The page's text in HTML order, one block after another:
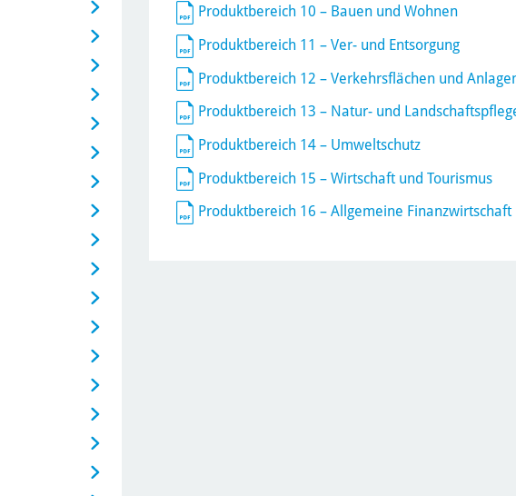
Produktbereich 10 – Bauen und Wohnen
Produktbereich 11 – Ver- und Entsorgung
Produktbereich 12 – Verkehrsflächen und
Produktbereich 13 – Natur- und
Produktbereich 14 – Umweltschutz
Produktbereich 15 – Wirtschaft und Tourismus
Produktbereich 16 – Allgemeine Finanzwirtschaft